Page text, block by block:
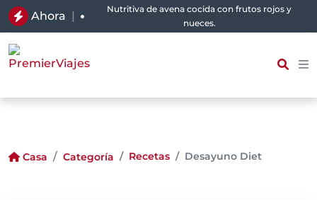
Ahora |
Nutritiva de avena cocida con frutos rojos y
nueces.
Casa Categoría Recetas Desayuno Diet